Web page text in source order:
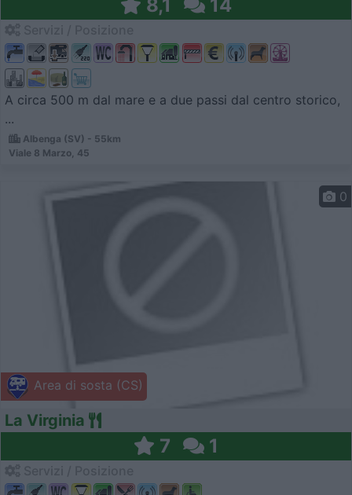
8,1 14
A circa 500 m dal mare e a due passi dal centro storico,
...
Albenga (SV) - 55km
Viale 8 Marzo, 45
Area di sosta (CS)
0
La Virginia
7 1